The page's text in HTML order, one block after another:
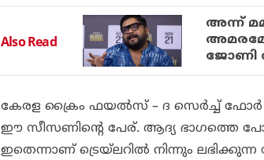
Also Read
അന്ന്
അമരമോ
ജോണി
കേരള ക്രൈം ഫയല്‍സ് – ദ സെര്‍ച്ച് ഫോര്‍
ഈ സീസണിന്റെ പേര്. ആദ്യ ഭാഗത്തെ
ഇതെന്നാണ് ട്രെയ്‌ലറില്‍ നിന്നും